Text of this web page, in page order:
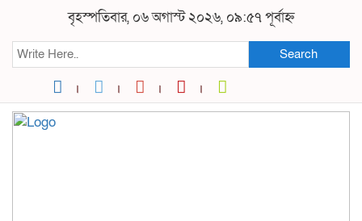
বৃহস্পতিবার, ০৬ অগাস্ট ২০২৬, ০৯:৫৭ পূর্বাহ্ন
Search